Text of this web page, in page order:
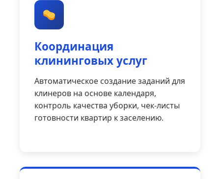
Координация
клининговых услуг
Автоматическое создание заданий для
клинеров на основе календаря,
контроль качества уборки, чек-листы
готовности квартир к заселению.